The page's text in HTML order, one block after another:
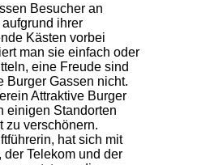
Besucher an
ihrer
Kästen vorbei
man sie einfach oder
eine Freude sind
Burger Gassen nicht.
Attraktive Burger
einigen Standorten
zu verschönern.
hat sich mit
Telekom und der